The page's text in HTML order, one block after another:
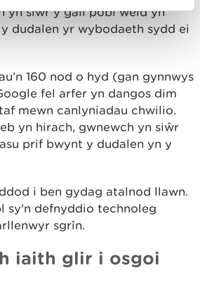
yn siŵr y gall pobl weld yn
dudalen yr wybodaeth sydd ei
160 nod o hyd (gan gynnwys
fel arfer yn dangos dim
mewn canlyniadau chwilio.
yn hirach, gwnewch yn siŵr
prif bwynt y dudalen yn y
i ben gydag atalnod llawn.
sy'n defnyddio technoleg
sgrîn.
iaith glir i osgoi